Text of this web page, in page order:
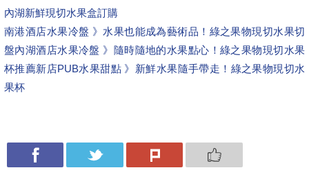
內湖新鮮現切水果盒訂購
南港酒店水果冷盤 》水果也能成為藝術品！綠之果物現切水果切
盤內湖酒店水果冷盤 》隨時隨地的水果點心！綠之果物現切水果
杯推薦新店PUB水果甜點 》新鮮水果隨手帶走！綠之果物現切水
果杯